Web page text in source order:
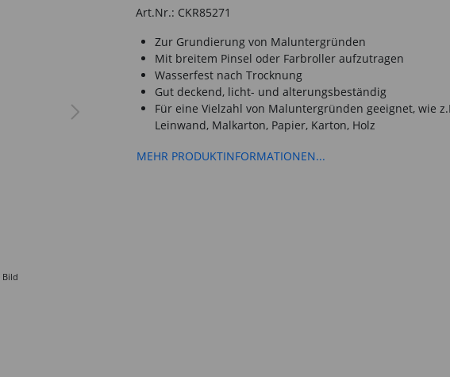
Bild
Art.Nr.: CKR85271
Zur Grundierung von Maluntergründen
Mit breitem Pinsel oder Farbroller aufzutragen
Wasserfest nach Trocknung
Gut deckend, licht- und alterungsbeständig
Für eine Vielzahl von Maluntergründen geeignet, wie
Leinwand, Malkarton, Papier, Karton, Holz
MEHR PRODUKTINFORMATIONEN...